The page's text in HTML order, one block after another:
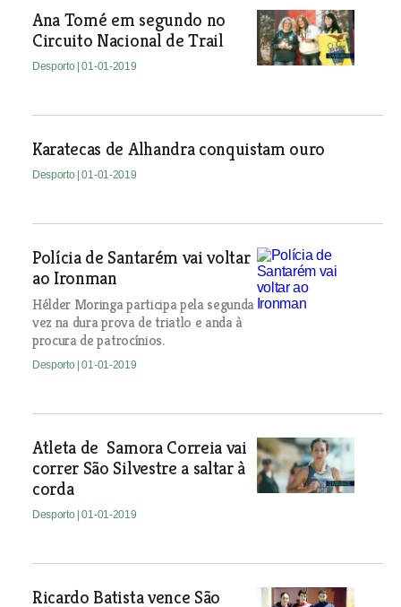
Ana Tomé em segundo no
Circuito Nacional de Trail
Desporto | 01-01-2019
Karatecas de Alhandra conquistam ouro
Desporto | 01-01-2019
Polícia de Santarém vai voltar
ao Ironman
Hélder Moringa participa pela segunda
vez na dura prova de triatlo e anda à
procura de patrocínios.
Desporto | 01-01-2019
Atleta de Samora Correia vai
correr São Silvestre a saltar à
corda
Desporto | 01-01-2019
Ricardo Batista vence São